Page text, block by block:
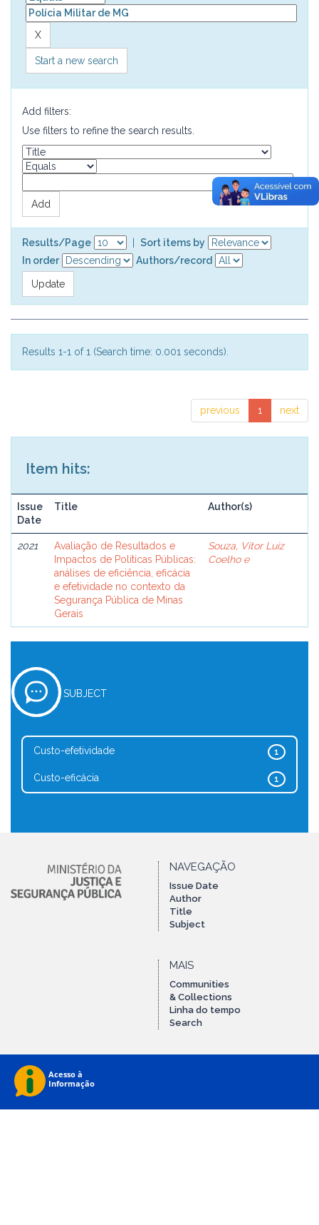
Start a new search
Add filters:
Use filters to refine the search results.
Results/Page
Sort items by
In order
Authors/record
Results 1-1 of 1 (Search time: 0.001 seconds).
previous 1 next
Item hits:
Issue
Date
Title Author(s)
2021
Avaliação de Resultados e
Impactos de Políticas Públicas:
análises de eficiência, eficácia
e efetividade no contexto da
Segurança Pública de Minas
Gerais
Souza, Vitor Luiz
Coelho e
SUBJECT
1
Custo-efetividade
1
Custo-eficácia
NAVEGAÇÃO
Issue Date
Author
Title
Subject
MAIS
Communities
& Collections
Linha do tempo
Search